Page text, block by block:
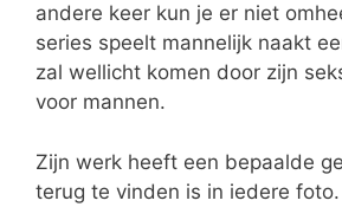
andere keer kun je er niet
series speelt mannelijk naakt
zal wellicht komen door zijn
voor mannen.
Zijn werk heeft een bepaalde
terug te vinden is in iedere